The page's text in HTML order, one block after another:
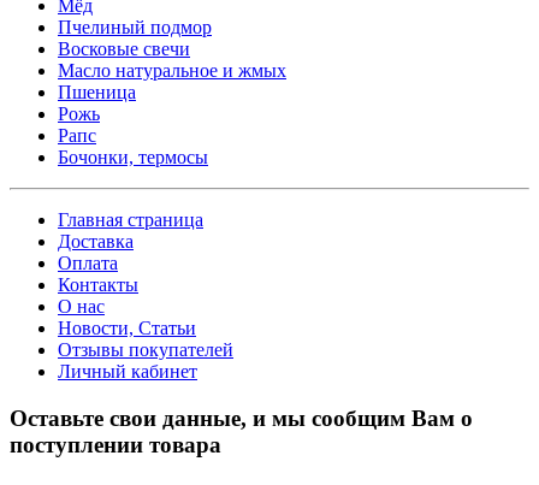
Мёд
Пчелиный подмор
Восковые свечи
Масло натуральное и жмых
Пшеница
Рожь
Рапс
Бочонки, термосы
Главная страница
Доставка
Оплата
Контакты
О нас
Новости, Статьи
Отзывы покупателей
Личный кабинет
Оставьте свои данные, и мы сообщим Вам о
поступлении товара